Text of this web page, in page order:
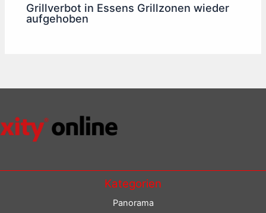
Grillverbot in Essens Grillzonen wieder
aufgehoben
Kategorien
Panorama